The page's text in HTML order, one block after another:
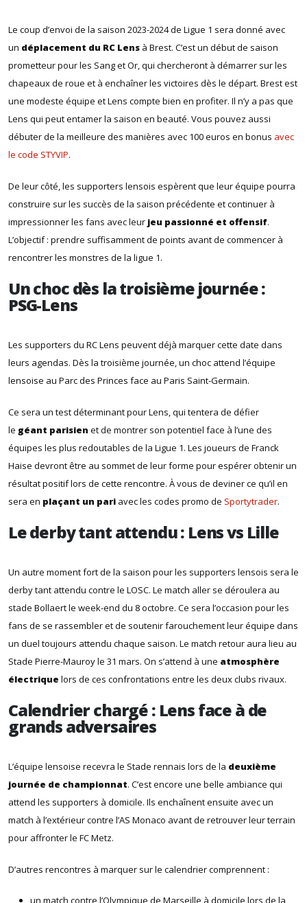
Le coup d’envoi de la saison 2023-2024 de Ligue 1 sera donné avec
un déplacement du RC Lens à Brest. C’est un début de saison
prometteur pour les Sang et Or, qui chercheront à démarrer sur les
chapeaux de roue et à enchaîner les victoires dès le départ. Brest est
une modeste équipe et Lens compte bien en profiter. Il n’y a pas que
Lens qui peut entamer la saison en beauté. Vous pouvez aussi
débuter de la meilleure des manières avec 100 euros en bonus avec
le code STYVIP.
De leur côté, les supporters lensois espèrent que leur équipe pourra
construire sur les succès de la saison précédente et continuer à
impressionner les fans avec leur jeu passionné et offensif.
L’objectif : prendre suffisamment de points avant de commencer à
rencontrer les monstres de la ligue 1.
Un choc dès la troisième journée :
PSG-Lens
Les supporters du RC Lens peuvent déjà marquer cette date dans
leurs agendas. Dès la troisième journée, un choc attend l’équipe
lensoise au Parc des Princes face au Paris Saint-Germain.
Ce sera un test déterminant pour Lens, qui tentera de défier
le géant parisien et de montrer son potentiel face à l’une des
équipes les plus redoutables de la Ligue 1. Les joueurs de Franck
Haise devront être au sommet de leur forme pour espérer obtenir un
résultat positif lors de cette rencontre. À vous de deviner ce qu’il en
sera en plaçant un pari avec les codes promo de Sportytrader.
Le derby tant attendu : Lens vs Lille
Un autre moment fort de la saison pour les supporters lensois sera le
derby tant attendu contre le LOSC. Le match aller se déroulera au
stade Bollaert le week-end du 8 octobre. Ce sera l’occasion pour les
fans de se rassembler et de soutenir farouchement leur équipe dans
un duel toujours attendu chaque saison. Le match retour aura lieu au
Stade Pierre-Mauroy le 31 mars. On s’attend à une atmosphère
électrique lors de ces confrontations entre les deux clubs rivaux.
Calendrier chargé : Lens face à de
grands adversaires
L’équipe lensoise recevra le Stade rennais lors de la deuxième
journée de championnat. C’est encore une belle ambiance qui
attend les supporters à domicile. Ils enchaînent ensuite avec un
match à l’extérieur contre l’AS Monaco avant de retrouver leur terrain
pour affronter le FC Metz.
D’autres rencontres à marquer sur le calendrier comprennent :
un match contre l’Olympique de Marseille à domicile lors de la